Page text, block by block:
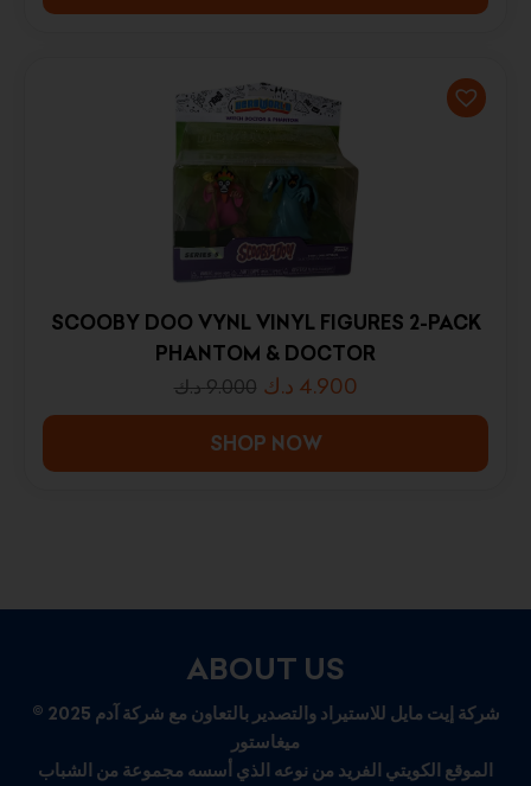
SCOOBY DOO VYNL VINYL FIGURES 2-PACK
PHANTOM & DOCTOR
9.000 د.ك 4.900 د.ك
SHOP NOW
ABOUT US
© 2025 شركة إيت مايل للاستيراد والتصدير بالتعاون مع شركة آدم
ميغاستور
الموقع الكويتي الفريد من نوعه الذي أسسه مجموعة من الشباب